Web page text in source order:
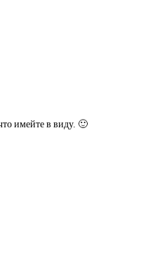
имейте в виду. 🙂